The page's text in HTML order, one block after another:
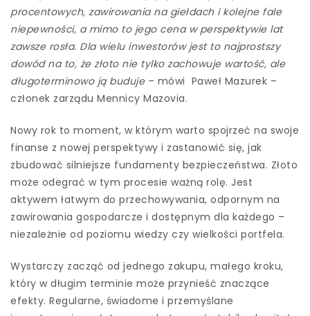
procentowych, zawirowania na giełdach i kolejne fale
niepewności, a mimo to jego cena w perspektywie lat
zawsze rosła. Dla wielu inwestorów jest to najprostszy
dowód na to, że złoto nie tylko zachowuje wartość, ale
długoterminowo ją buduje– mówi Paweł Mazurek –
członek zarządu Mennicy Mazovia.
Nowy rok to moment, w którym warto spojrzeć na swoje
finanse z nowej perspektywy i zastanowić się, jak
zbudować silniejsze fundamenty bezpieczeństwa. Złoto
może odegrać w tym procesie ważną rolę. Jest
aktywem łatwym do przechowywania, odpornym na
zawirowania gospodarcze i dostępnym dla każdego –
niezależnie od poziomu wiedzy czy wielkości portfela.
Wystarczy zacząć od jednego zakupu, małego kroku,
który w długim terminie może przynieść znaczące
efekty. Regularne, świadome i przemyślane